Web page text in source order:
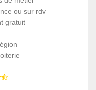
ou sur rdv
gratuit